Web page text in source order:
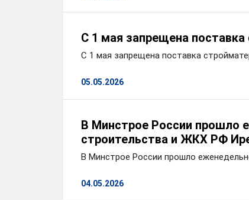
С 1 мая запрещена
С 1 мая запрещена поставка
05.05.2026
В Минстрое России прошло
строительства и ЖКХ РФ
В Минстрое России прошло
04.05.2026